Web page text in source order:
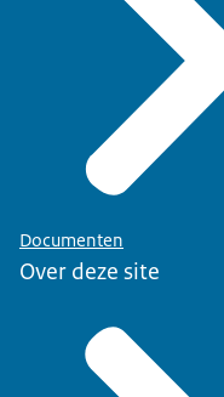
Documenten
Over deze site